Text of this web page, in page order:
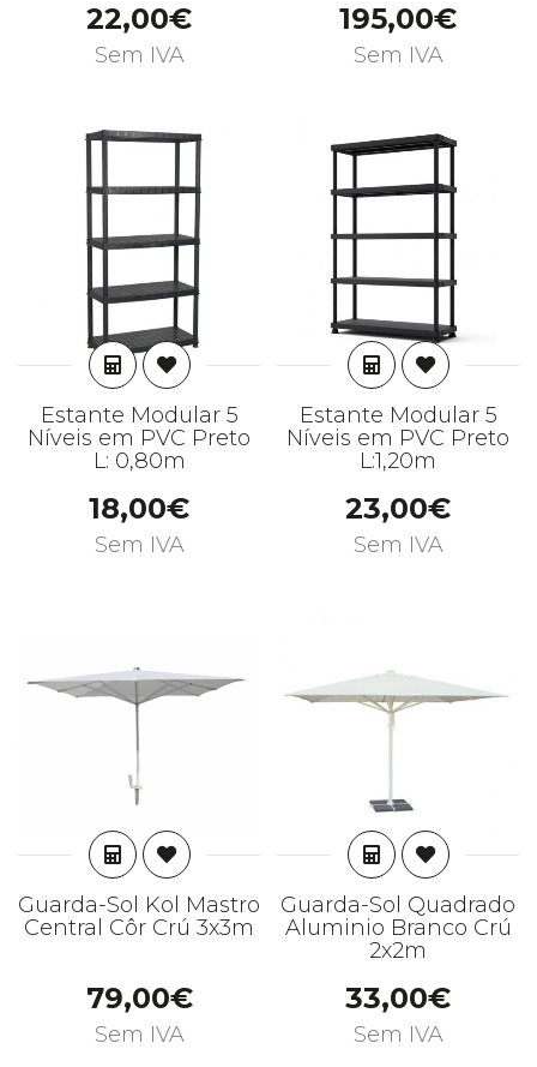
22,00€
Sem IVA
195,00€
Sem IVA
ADICIONAR
Estante Modular 5
Níveis em PVC Preto
L: 0,80m
18,00€
Sem IVA
ADICIONAR
Estante Modular 5
Níveis em PVC Preto
L:1,20m
23,00€
Sem IVA
ADICIONAR
Guarda-Sol Kol Mastro
Central Côr Crú 3x3m
79,00€
Sem IVA
ADICIONAR
Guarda-Sol Quadrado
Aluminio Branco Crú
2x2m
33,00€
Sem IVA